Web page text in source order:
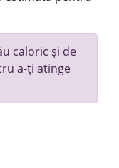
caloric și de
a-ți atinge